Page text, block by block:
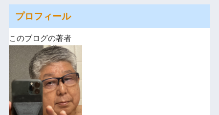
プロフィール
このブログの著者